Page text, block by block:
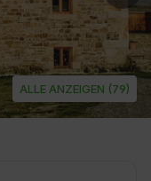
ALLE ANZEIGEN (79)